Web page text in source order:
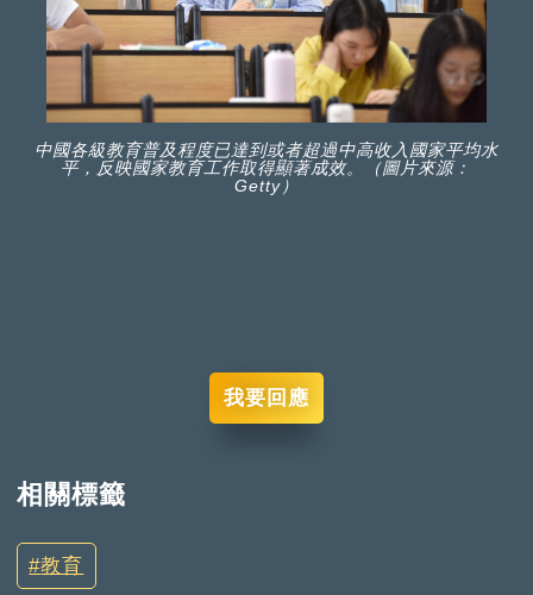
中國各級教育普及程度已達到或者超過中高收入國家平均水
平，反映國家教育工作取得顯著成效。（圖片來源：
Getty）
我要回應
相關標籤
教育